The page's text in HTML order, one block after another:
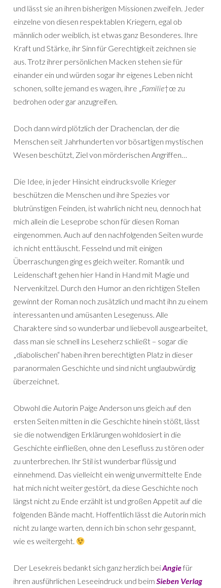
und lässt sie an ihren bisherigen Missionen zweifeln. Jeder
einzelne von diesen respektablen Kriegern, egal ob
männlich oder weiblich, ist etwas ganz Besonderes. Ihre
Kraft und Stärke, ihr Sinn für Gerechtigkeit zeichnen sie
aus. Trotz ihrer persönlichen Macken stehen sie für
einander ein und würden sogar ihr eigenes Leben nicht
schonen, sollte jemand es wagen, ihre „Familie†œ zu
bedrohen oder gar anzugreifen.
Doch dann wird plötzlich der Drachenclan, der die
Menschen seit Jahrhunderten vor bösartigen mystischen
Wesen beschützt, Ziel von mörderischen Angriffen…
Die Idee, in jeder Hinsicht eindrucksvolle Krieger
beschützen die Menschen und ihre Spezies vor
blutrünstigen Feinden, ist wahrlich nicht neu, dennoch hat
mich allein die Leseprobe schon für diesen Roman
eingenommen. Auch auf den nachfolgenden Seiten wurde
ich nicht enttäuscht. Fesselnd und mit einigen
Überraschungen ging es gleich weiter. Romantik und
Leidenschaft gehen hier Hand in Hand mit Magie und
Nervenkitzel. Durch den Humor an den richtigen Stellen
gewinnt der Roman noch zusätzlich und macht ihn zu einem
interessanten und amüsanten Lesegenuss. Alle
Charaktere sind so wunderbar und liebevoll ausgearbeitet,
dass man sie schnell ins Leseherz schließt – sogar die
„diabolischen“ haben ihren berechtigten Platz in dieser
paranormalen Geschichte und sind nicht unglaubwürdig
überzeichnet.
Obwohl die Autorin Paige Anderson uns gleich auf den
ersten Seiten mitten in die Geschichte hinein stößt, lässt
sie die notwendigen Erklärungen wohldosiert in die
Geschichte einfließen, ohne den Lesefluss zu stören oder
zu unterbrechen. Ihr Stil ist wunderbar flüssig und
einnehmend. Das vielleicht ein wenig unvermittelte Ende
hat mich nicht weiter gestört, da diese Geschichte noch
längst nicht zu Ende erzählt ist und großen Appetit auf die
folgenden Bände macht. Hoffentlich lässt die Autorin mich
nicht zu lange warten, denn ich bin schon sehr gespannt,
wie es weitergeht.
Der Lesekreis bedankt sich ganz herzlich beiAngiefür
ihren ausführlichen Leseeindruck und beim Sieben Verlag